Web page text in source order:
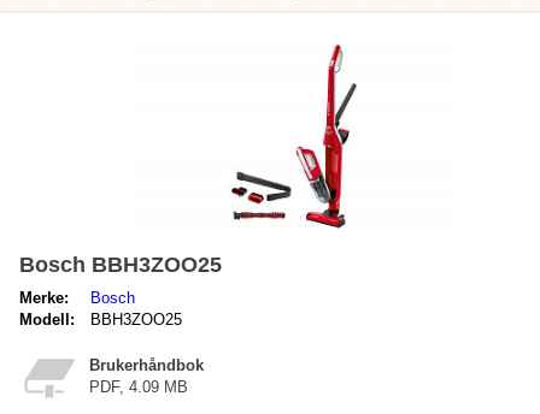
Bosch BBH3ZOO25
Merke:
Bosch
Modell:
BBH3ZOO25
Brukerhåndbok
PDF, 4.09 MB